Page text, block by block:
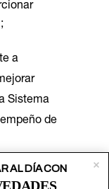
a
Sistema
de
AL DÍA CON